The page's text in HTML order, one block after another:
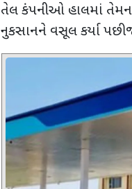
તેલ કંપનીઓ હાલમાં
નુકસાનને વસૂલ કર્યા